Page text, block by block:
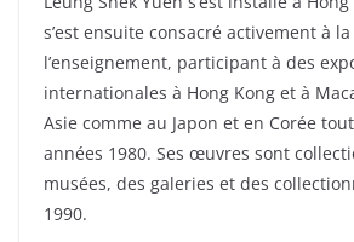
s’est ensuite consacré activement à
l’enseignement, participant à des
internationales à Hong Kong et à
Asie comme au Japon et en Corée
années 1980. Ses œuvres sont
musées, des galeries et des
1990.